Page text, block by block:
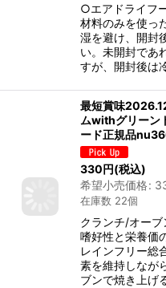
○エアドライフ
材料のみを使っ
湿を避け、開封
い。未開封であ
すが、開封後は
最短賞味
ムwithグリーン
ード正規品
330円(税込)
希望小売価格:
在庫数 22個
クランチ/オー
嗜好性と栄養価
レインフリー総
素を維持しなが
ブンで焼き上げ